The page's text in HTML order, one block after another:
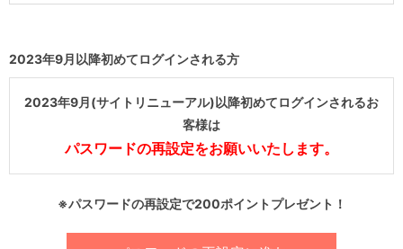
2023年9月以降初めてログインされる方
2023年9月(サイトリニューアル)以降初めてログインされるお
客様は
パスワードの再設定をお願いいたします。
※パスワードの再設定で200ポイントプレゼント！